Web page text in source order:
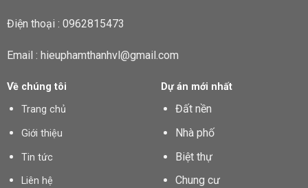
Điện thoại : 0962815473
Email : hieuphamthanhvl@gmail.com
Về chúng tôi
Trang chủ
Giới thiệu
Tin tức
Liên hệ
Dự án mới nhất
Đất nền
Nhà phố
Biệt thự
Chung cư